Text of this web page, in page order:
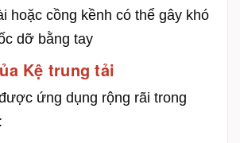
hoặc cồng kềnh có thể gây khó
dỡ bằng tay
Kệ trung tải
ứng dụng rộng rãi trong